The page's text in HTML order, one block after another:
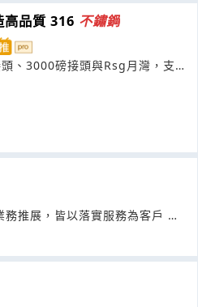
高品質 316 不鏽鋼
、3000磅接頭與Rsg月灣，支援
推展，皆以落實服務為客戶 公